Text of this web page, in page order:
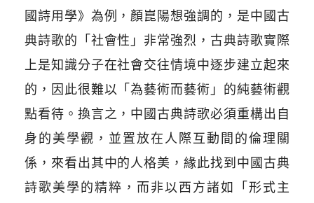
國詩用學》為例，顏崑陽想強調的，是中國古
典詩歌的「社會性」非常強烈，古典詩歌實際
上是知識分子在社會交往情境中逐步建立起來
的，因此很難以「為藝術而藝術」的純藝術觀
點看待。換言之，中國古典詩歌必須重構出自
身的美學觀，並置放在人際互動間的倫理關
係，來看出其中的人格美，緣此找到中國古典
詩歌美學的精粹，而非以西方諸如「形式主